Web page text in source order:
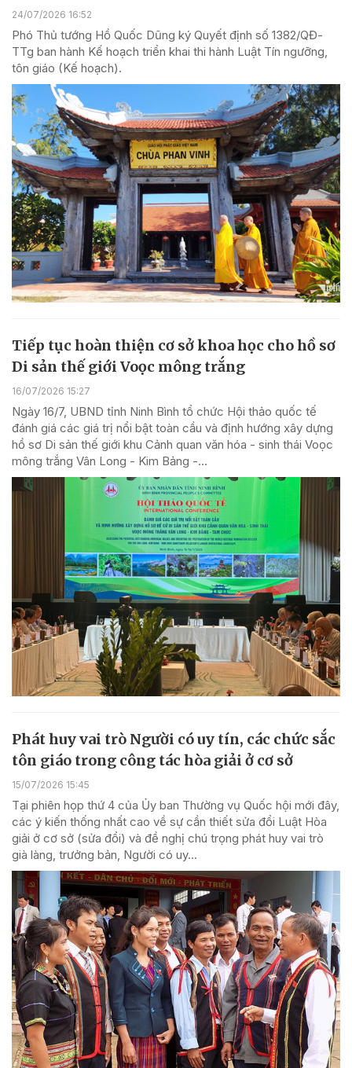
24/07/2026 16:52
Phó Thủ tướng Hồ Quốc Dũng ký Quyết định số 1382/QĐ-
TTg ban hành Kế hoạch triển khai thi hành Luật Tín ngưỡng,
tôn giáo (Kế hoạch).
Tiếp tục hoàn thiện cơ sở khoa học cho hồ sơ
Di sản thế giới Voọc mông trắng
16/07/2026 15:27
Ngày 16/7, UBND tỉnh Ninh Bình tổ chức Hội thảo quốc tế
đánh giá các giá trị nổi bật toàn cầu và định hướng xây dựng
hồ sơ Di sản thế giới khu Cảnh quan văn hóa - sinh thái Voọc
mông trắng Vân Long - Kim Bảng -...
Phát huy vai trò Người có uy tín, các chức sắc
tôn giáo trong công tác hòa giải ở cơ sở
15/07/2026 15:45
Tại phiên họp thứ 4 của Ủy ban Thường vụ Quốc hội mới đây,
các ý kiến thống nhất cao về sự cần thiết sửa đổi Luật Hòa
giải ở cơ sở (sửa đổi) và đề nghị chú trọng phát huy vai trò
già làng, trưởng bản, Người có uy...